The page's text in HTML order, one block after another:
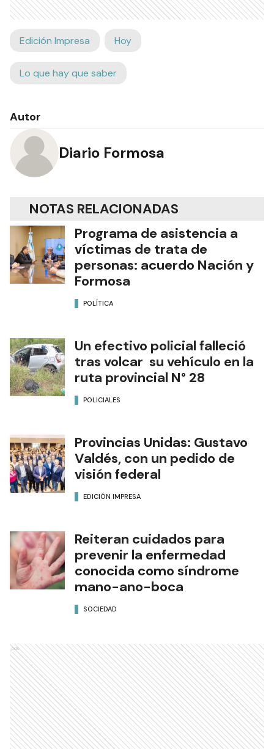
Edición Impresa Hoy
Lo que hay que saber
Autor
Diario Formosa
NOTAS RELACIONADAS
Programa de asistencia a
víctimas de trata de
personas: acuerdo Nación y
Formosa
POLÍTICA
Un efectivo policial falleció
tras volcar su vehículo en la
ruta provincial N° 28
POLICIALES
Provincias Unidas: Gustavo
Valdés, con un pedido de
visión federal
EDICIÓN IMPRESA
Reiteran cuidados para
prevenir la enfermedad
conocida como síndrome
mano-ano-boca
SOCIEDAD
Ads